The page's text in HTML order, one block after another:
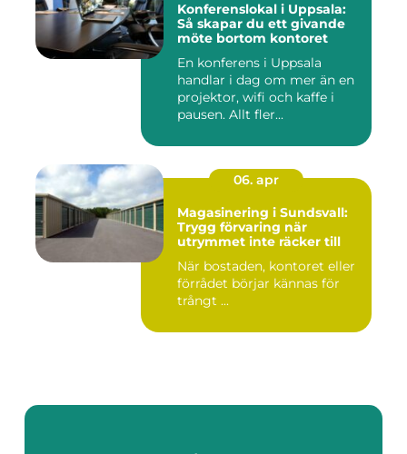
Konferenslokal i Uppsala:
Så skapar du ett givande
möte bortom kontoret
En konferens i Uppsala
handlar i dag om mer än en
projektor, wifi och kaffe i
pausen. Allt fler...
06. apr
Magasinering i Sundsvall:
Trygg förvaring när
utrymmet inte räcker till
När bostaden, kontoret eller
förrådet börjar kännas för
trångt ...